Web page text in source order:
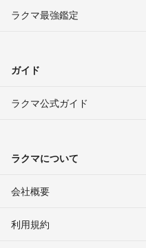
ラクマ最強鑑定
ガイド
ラクマ公式ガイド
ラクマについて
会社概要
利用規約